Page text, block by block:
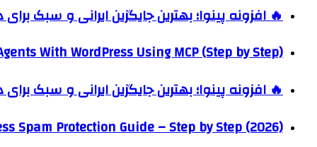
🔥 افزونه پینوا؛ بهترین جایگزین ایرانی و سبک
With WordPress Using MCP (Step by Step)
🔥 افزونه پینوا؛ بهترین جایگزین ایرانی و سبک
Spam Protection Guide – Step by Step (2026)